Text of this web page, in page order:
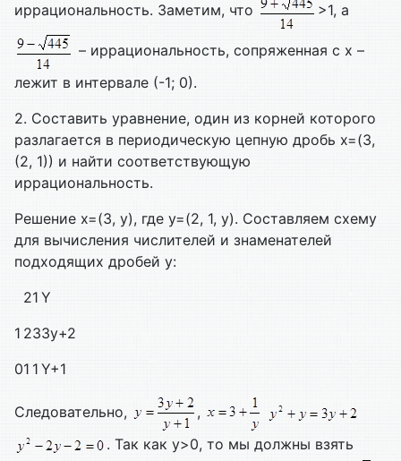
иррациональность. Заметим, что >1, а
– иррациональность, сопряженная с x –
лежит в интервале (-1; 0).
2. Составить уравнение, один из корней которого
разлагается в периодическую цепную дробь x=(3,
(2, 1)) и найти соответствующую
иррациональность.
Решение x=(3, y), где y=(2, 1, y). Составляем схему
для вычисления числителей и знаменателей
подходящих дробей y:
21 Y
1 233y+2
01 1 Y+1
Следовательно,
,
. Так как y>0, то мы должны взять